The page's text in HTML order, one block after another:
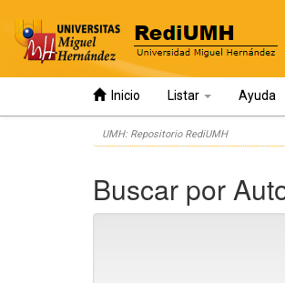
Inicio Listar Ayuda
UMH: Repositorio RediUMH
Buscar por